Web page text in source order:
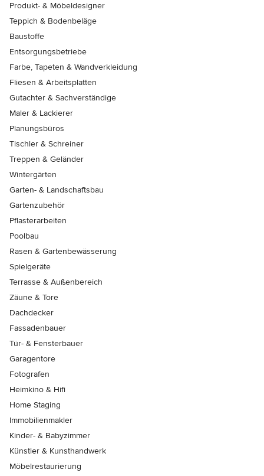
Produkt- & Möbeldesigner
Teppich & Bodenbeläge
Baustoffe
Entsorgungsbetriebe
Farbe, Tapeten & Wandverkleidung
Fliesen & Arbeitsplatten
Gutachter & Sachverständige
Maler & Lackierer
Planungsbüros
Tischler & Schreiner
Treppen & Geländer
Wintergärten
Garten- & Landschaftsbau
Gartenzubehör
Pflasterarbeiten
Poolbau
Rasen & Gartenbewässerung
Spielgeräte
Terrasse & Außenbereich
Zäune & Tore
Dachdecker
Fassadenbauer
Tür- & Fensterbauer
Garagentore
Fotografen
Heimkino & Hifi
Home Staging
Immobilienmakler
Kinder- & Babyzimmer
Künstler & Kunsthandwerk
Möbelrestaurierung